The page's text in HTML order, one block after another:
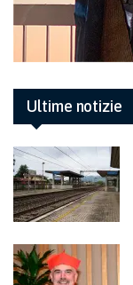
Ultime notizie